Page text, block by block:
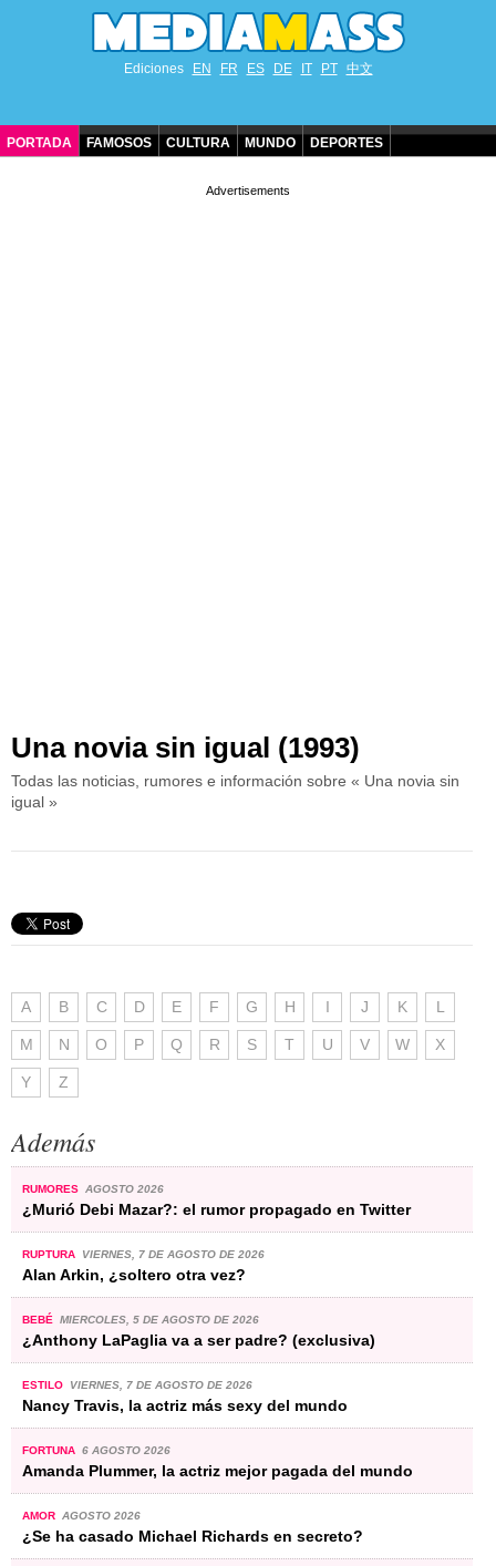
Ediciones EN FR ES DE IT PT 中文
PORTADA FAMOSOS CULTURA MUNDO DEPORTES
Una novia sin igual (1993)
Todas las noticias, rumores e información sobre « Una novia sin
igual »
A B C D E F G H I J K L
M N O P Q R S T U V W X
Y Z
Además
RUMORES AGOSTO 2026
¿Murió Debi Mazar?: el rumor propagado en Twitter
RUPTURA VIERNES, 7 DE AGOSTO DE 2026
Alan Arkin, ¿soltero otra vez?
BEBÉ MIERCOLES, 5 DE AGOSTO DE 2026
¿Anthony LaPaglia va a ser padre? (exclusiva)
ESTILO VIERNES, 7 DE AGOSTO DE 2026
Nancy Travis, la actriz más sexy del mundo
FORTUNA 6 AGOSTO 2026
Amanda Plummer, la actriz mejor pagada del mundo
AMOR AGOSTO 2026
¿Se ha casado Michael Richards en secreto?